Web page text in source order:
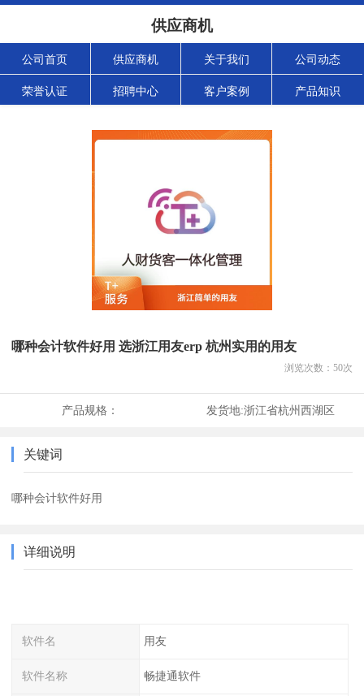
供应商机
公司首页 供应商机 关于我们 公司动态
荣誉认证 招聘中心 客户案例 产品知识
哪种会计软件好用 选浙江用友erp 杭州实用的用友
浏览次数： 50次
产品规格： 发货地:浙江省杭州西湖区
关键词
哪种会计软件好用
详细说明
软件名 用友
软件名称 畅捷通软件